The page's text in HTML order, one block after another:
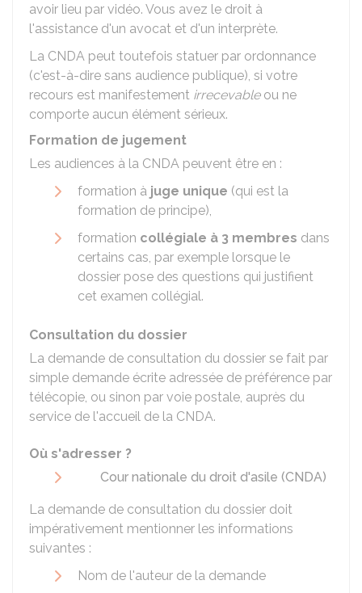
avoir lieu par vidéo. Vous avez le droit à
l'assistance d'un avocat et d'un interprète.
La CNDA peut toutefois statuer par ordonnance
(c'est-à-dire sans audience publique), si votre
recours est manifestement irrecevableou ne
comporte aucun élément sérieux.
Formation de jugement
Les audiences à la CNDA peuvent être en :
formation à juge unique (qui est la
formation de principe),
formation collégiale à 3 membres dans
certains cas, par exemple lorsque le
dossier pose des questions qui justifient
cet examen collégial.
Consultation du dossier
La demande de consultation du dossier se fait par
simple demande écrite adressée de préférence par
télécopie, ou sinon par voie postale, auprès du
service de l'accueil de la CNDA.
Où s'adresser ?
Cour nationale du droit d'asile (CNDA)
La demande de consultation du dossier doit
impérativement mentionner les informations
suivantes :
Nom de l'auteur de la demande